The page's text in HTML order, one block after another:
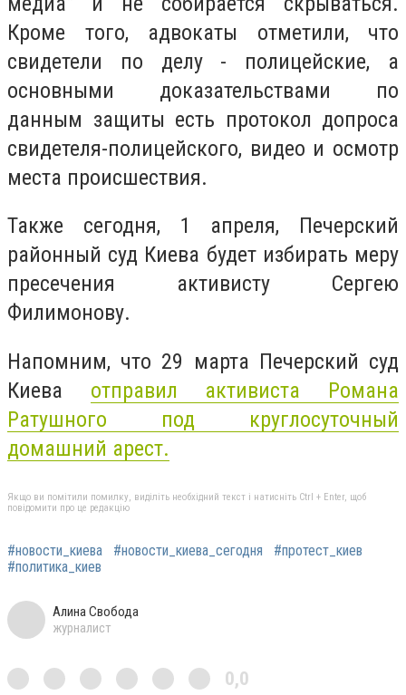
Кроме того, адвокаты отметили, что
свидетели по делу - полицейские, а
основными доказательствами по
данным защиты есть протокол допроса
свидетеля-полицейского, видео и осмотр
места происшествия.
Также сегодня, 1 апреля, Печерский
районный суд Киева будет избирать меру
пресечения активисту Сергею
Филимонову.
Напомним, что 29 марта Печерский суд
Киева отправил активиста Романа
Ратушного под круглосуточный
домашний арест.
Якщо ви помітили помилку, виділіть необхідний текст і натисніть Ctrl + Enter, щоб
повідомити про це редакцію
#новости_киева #новости_киева_сегодня
#протест_киев
#политика_киев
Алина Свобода
журналист
0,0